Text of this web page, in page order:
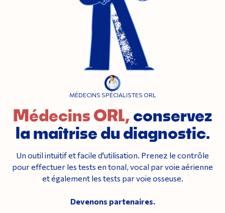
MÉDECINS SPÉCIALISTES ORL
Médecins ORL, conservez
la maîtrise du diagnostic.
Un outil intuitif et facile d'utilisation. Prenez le contrôle
pour effectuer les tests en tonal, vocal par voie aérienne
et également les tests par voie osseuse.
Devenons partenaires.